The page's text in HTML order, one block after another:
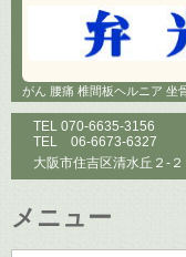
がん 腰痛 椎間板ヘルニア
TEL 070-6635-3156
TEL 06-6673-6327
大阪市住吉区清水丘２-２
メニュー
コ